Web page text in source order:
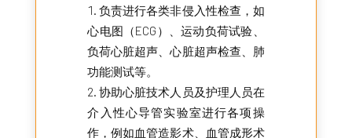
负责进行各类非侵入性检查，如
心电图（ECG）、运动负荷试验、
负荷心脏超声、心脏超声检查、肺
功能测试等。
协助心脏技术人员及护理人员在
介入性心导管实验室进行各项操
作，例如血管造影术、血管成形术